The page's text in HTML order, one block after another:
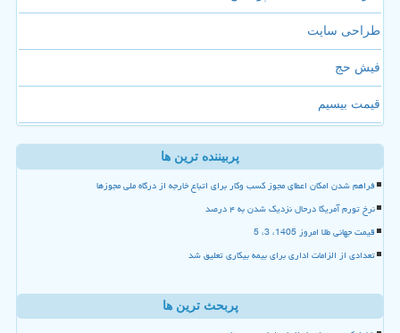
طراحی سایت
فیش حج
قیمت بیسیم
پربیننده ترین ها
فراهم شدن امکان اعطای مجوز کسب وکار برای اتباع خارجه از درگاه ملی مجوزها
نرخ تورم آمریکا درحال نزدیک شدن به ۴ درصد
قیمت جهانی طلا امروز 1405، 3، 5
تعدادی از الزامات اداری برای بیمه بیکاری تعلیق شد
پربحث ترین ها